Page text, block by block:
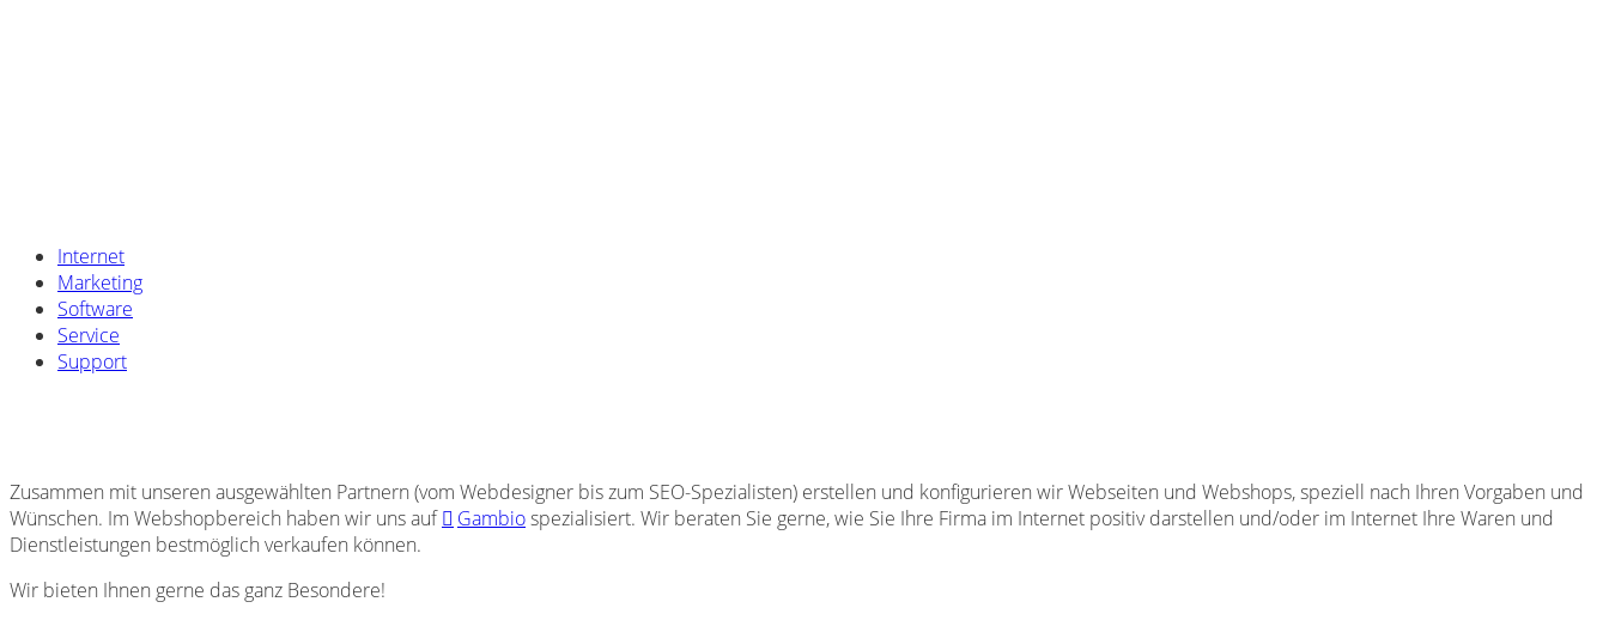
Internet
Marketing
Software
Service
Support
Zusammen mit unseren ausgewählten Partnern (vom Webdesigner bis zum SEO-Spezialisten) erstellen und konfigurieren wir Webseiten und Webshops, speziell nach Ihren Vorgaben und
Wünschen. Im Webshopbereich haben wir uns auf
Gambiospezialisiert. Wir beraten Sie gerne, wie Sie Ihre Firma im Internet positiv darstellen und/oder im Internet Ihre Waren und
Dienstleistungen bestmöglich verkaufen können.
Wir bieten Ihnen gerne das ganz Besondere!